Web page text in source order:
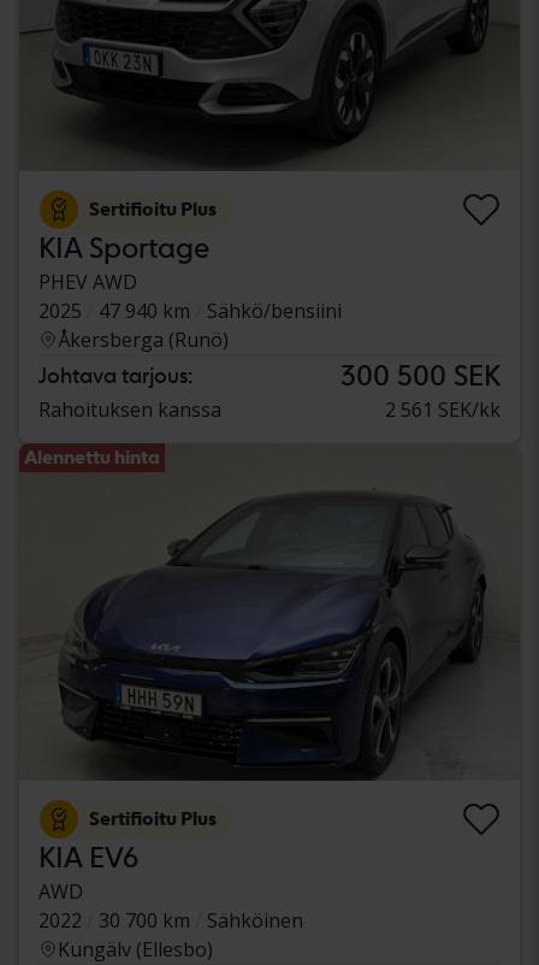
Sertifioitu Plus
KIA Sportage
PHEV AWD
2025
47 940 km
Sähkö/bensiini
Åkersberga (Runö)
Johtava tarjous: 300 500 SEK
Rahoituksen kanssa 2 561 SEK/kk
Alennettu hinta
Sertifioitu Plus
KIA EV6
AWD
2022
30 700 km
Sähköinen
Kungälv (Ellesbo)